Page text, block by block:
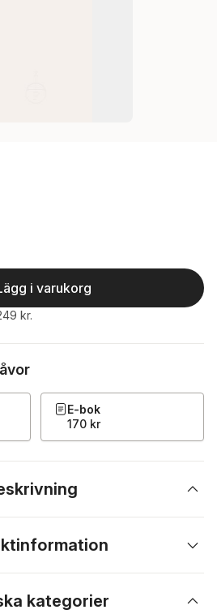
i varukorg
kr.
E-bok
170 kr
kategorier